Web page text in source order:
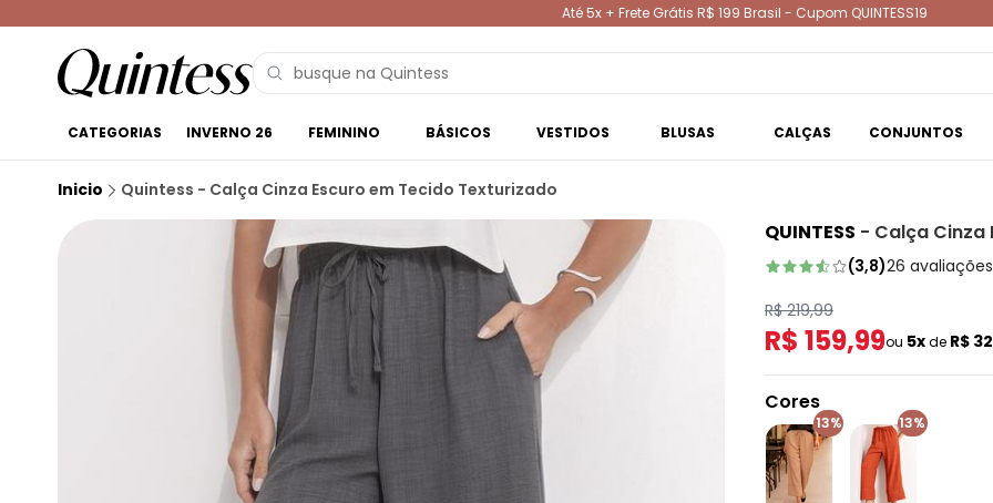
Até 5x + Frete Grátis R$ 199 Brasil - Cupom QUINTESS19
CATEGORIAS INVERNO 26 FEMININO BÁSICOS VESTIDOS BLUSAS CALÇAS CONJUNTOS
Inicio Quintess - Calça Cinza Escuro em Tecido Texturizado
QUINTESS - Calça Cinza
(3,8)26 avaliações
R$ 219,99
R$ 159,99ou 5xde R$
Cores
13% 13%